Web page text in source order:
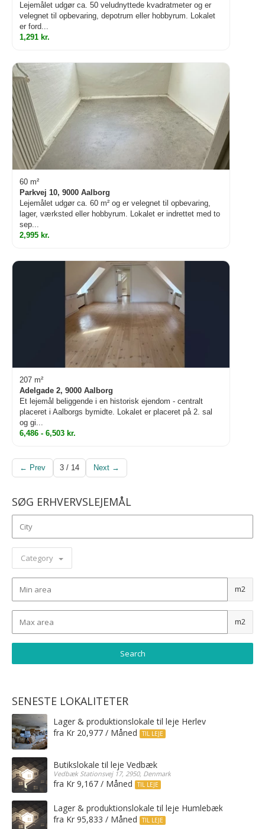
Lejemålet udgør ca. 50 veludnyttede kvadratmeter og er
velegnet til opbevaring, depotrum eller hobbyrum. Lokalet
er ford...
1,291 kr.
60 m²
Parkvej 10, 9000 Aalborg
Lejemålet udgør ca. 60 m² og er velegnet til opbevaring,
lager, værksted eller hobbyrum. Lokalet er indrettet med to
sep...
2,995 kr.
207 m²
Adelgade 2, 9000 Aalborg
Et lejemål beliggende i en historisk ejendom - centralt
placeret i Aalborgs bymidte. Lokalet er placeret på 2. sal
og gi...
6,486 - 6,503 kr.
← Prev 3 / 14 Next →
SØG ERHVERVSLEJEMÅL
Category
m2
m2
SENESTE LOKALITETER
Lager & produktionslokale til leje Herlev
fra Kr 20,977 / Måned
TIL LEJE
Butikslokale til leje Vedbæk
Vedbæk Stationsvej 17, 2950, Denmark
fra Kr 9,167 / Måned TIL LEJE
Lager & produktionslokale til leje Humlebæk
fra Kr 95,833 / Måned
TIL LEJE